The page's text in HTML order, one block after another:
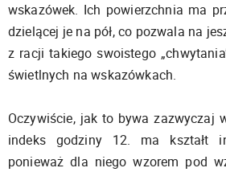
wskazówek. Ich powierzchnia ma
dzielącej je na pół, co pozwala na
z racji takiego swoistego
świetlnych na wskazówkach.
Oczywiście, jak to bywa zazwyczaj
indeks godziny 12. ma kształt
ponieważ dla niego wzorem pod